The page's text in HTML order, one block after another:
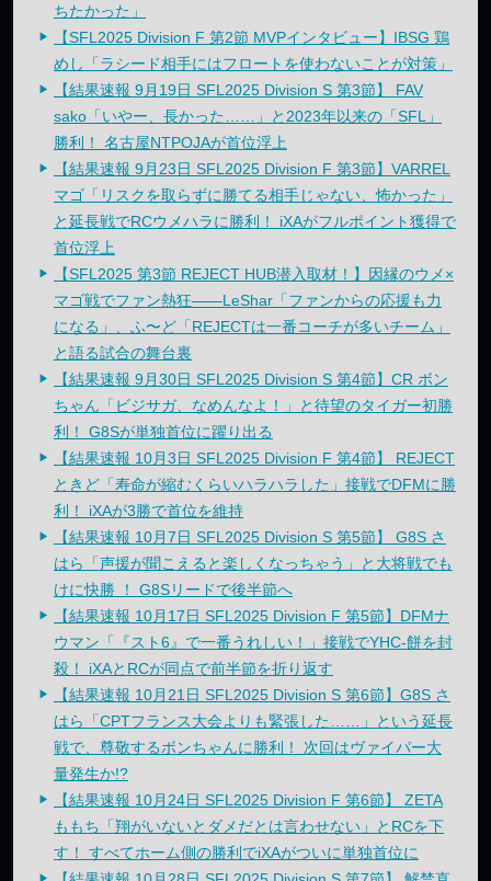
ちたかった」
【SFL2025 Division F 第2節 MVPインタビュー】IBSG 鶏
めし「ラシード相手にはフロートを使わないことが対策」
【結果速報 9月19日 SFL2025 Division S 第3節】 FAV
sako「いやー、長かった……」と2023年以来の「SFL」
勝利！ 名古屋NTPOJAが首位浮上
【結果速報 9月23日 SFL2025 Division F 第3節】VARREL
マゴ「リスクを取らずに勝てる相手じゃない、怖かった」
と延長戦でRCウメハラに勝利！ iXAがフルポイント獲得で
首位浮上
【SFL2025 第3節 REJECT HUB潜入取材！】因縁のウメ×
マゴ戦でファン熱狂——LeShar「ファンからの応援も力
になる」、ふ〜ど「REJECTは一番コーチが多いチーム」
と語る試合の舞台裏
【結果速報 9月30日 SFL2025 Division S 第4節】CR ボン
ちゃん「ビジサガ、なめんなよ！」と待望のタイガー初勝
利！ G8Sが単独首位に躍り出る
【結果速報 10月3日 SFL2025 Division F 第4節】 REJECT
ときど「寿命が縮むくらいハラハラした」接戦でDFMに勝
利！ iXAが3勝で首位を維持
【結果速報 10月7日 SFL2025 Division S 第5節】 G8S さ
はら「声援が聞こえると楽しくなっちゃう」と大将戦でも
けに快勝 ！ G8Sリードで後半節へ
【結果速報 10月17日 SFL2025 Division F 第5節】DFMナ
ウマン「『スト6』で一番うれしい！」接戦でYHC-餅を封
殺！ iXAとRCが同点で前半節を折り返す
【結果速報 10月21日 SFL2025 Division S 第6節】G8S さ
はら「CPTフランス大会よりも緊張した……」という延長
戦で、尊敬するボンちゃんに勝利！ 次回はヴァイパー大
量発生か!?
【結果速報 10月24日 SFL2025 Division F 第6節】 ZETA
ももち「翔がいないとダメだとは言わせない」とRCを下
す！ すべてホーム側の勝利でiXAがついに単独首位に